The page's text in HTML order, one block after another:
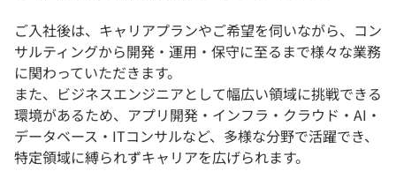
ご入社後は、キャリアプランやご希望を伺いながら、コン
サルティングから開発・運用・保守に至るまで様々な業務
に関わっていただきます。
また、ビジネスエンジニアとして幅広い領域に挑戦できる
環境があるため、アプリ開発・インフラ・クラウド・AI・
データベース・ITコンサルなど、多様な分野で活躍でき、
特定領域に縛られずキャリアを広げられます。